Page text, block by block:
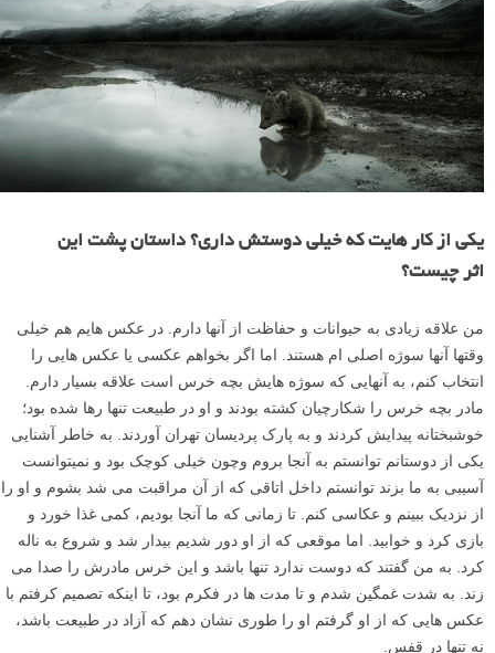
یکی از کار هایت که خیلی دوستش داری؟ داستان پشت این
اثر چیست؟
من علاقه زیادى به حیوانات و حفاظت از آنها دارم. در عکس هایم هم خیلى
وقتها آنها سوژه اصلى ام هستند. اما اگر بخواهم عکسى یا عکس هایى را
انتخاب کنم، به آنهایى که سوژه هایش بچه خرس است علاقه بسیار دارم.
مادر بچه خرس را شکارچیان کشته بودند و او در طبیعت تنها رها شده بود؛
خوشبختانه پیدایش کردند و به پارک پردیسان تهران آوردند. به خاطر آشنایى
یکى از دوستانم توانستم به آنجا بروم وچون خیلى کوچک بود و نمیتوانست
آسیبى به ما بزند توانستم داخل اتاقى که از آن مراقبت مى شد بشوم و او را
از نزدیک ببینم و عکاسى کنم. تا زمانى که ما آنجا بودیم، کمى غذا خورد و
بازى کرد و خوابید. اما موقعى که از او دور شدیم بیدار شد و شروع به ناله
کرد. به من گفتند که دوست ندارد تنها باشد و این خرس مادرش را صدا می
زند. به شدت غمگین شدم و تا مدت ها در فکرم بود، تا اینکه تصمیم کرفتم با
عکس هایى که از او گرفتم او را طورى نشان دهم که آزاد در طبیعت باشد،
نه تنها در قفس.